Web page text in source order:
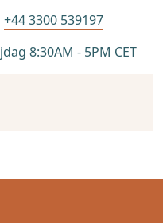
+44 3300 539197
8:30AM - 5PM CET